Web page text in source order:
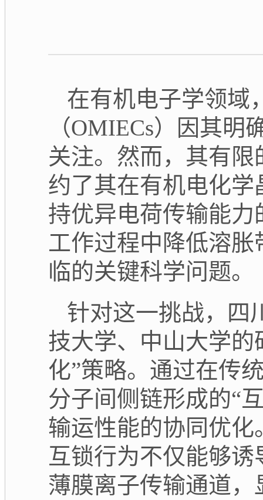
在有机电子学领域
（OMIECs）因其明
关注。然而，其有
约了其在有机电化学
持优异电荷传输能
工作过程中降低溶
临的关键科学问题。
针对这一挑战，四
技大学、中山大学
化”策略。通过在传
分子间侧链形成的“
输运性能的协同优
互锁行为不仅能够
薄膜离子传输通道，